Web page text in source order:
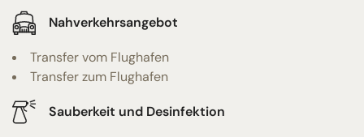
Nahverkehrsangebot
Transfer vom Flughafen
Transfer zum Flughafen
Sauberkeit und Desinfektion